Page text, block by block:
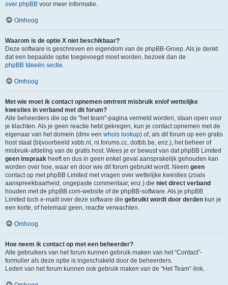
over phpBB voor meer informatie.
Omhoog
Waarom is de optie X niet beschikbaar?
Deze software is geschreven en eigendom van de phpBB-Groep. Als je denkt
dat een bepaalde optie toegevoegd moet worden, bezoek dan de
phpBB Ideeën sectie.
Omhoog
Met wie moet ik contact opnemen omtrent misbruik en/of wettelijke
kwesties in verband met dit forum?
Alle beheerders die op de "het team"-pagina vermeld worden, staan open voor
je klachten. Als je geen reactie hebt gekregen, kun je contact opnemen met de
eigenaar van het domein (dmv een whois lookup) of, als dit forum op een gratis
host staat (bijvoorbeeld xsbb.nl, nl.forums.cc, dotbb.be, enz.), het beheer of
misbruik-afdeling van de gratis host. Wees je er bewust van dat phpBB Limited
geen inspraak heeft en dus in geen enkel geval aansprakelijk gehouden kan
worden over hoe, waar en door wie dit forum gebruikt wordt. Neem geen
contact op met phpBB Limited met vragen over wettelijke kwesties (zoals
aanspreekbaarheid, ongepaste commentaar, enz.) die niet direct verband
houden met de phpBB.com-website of de phpBB-software. Als je phpBB
Limited toch e-mailt over deze software die gebruikt wordt door derden kun je
een korte, of helemaal geen, reactie verwachten.
Omhoog
Hoe neem ik contact op met een beheerder?
Alle gebruikers van het forum kunnen gebruik maken van het “Contact”-
formulier als deze optie is ingeschakeld door de beheerders.
Leden van het forum kunnen ook gebruik maken van de “Het Team”-link.